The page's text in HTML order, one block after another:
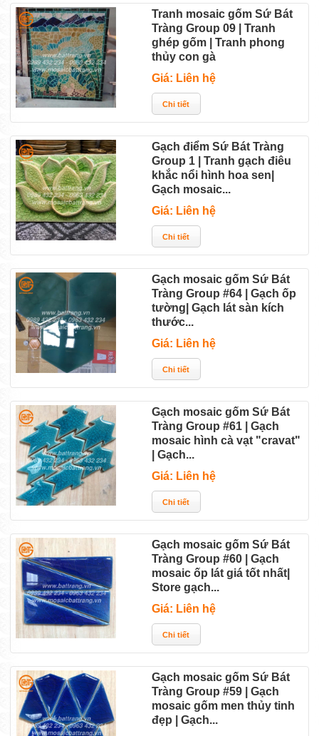
Tranh mosaic gốm Sứ Bát
Tràng Group 09 | Tranh
ghép gốm | Tranh phong
thủy con gà
Giá: Liên hệ
Gạch điểm Sứ Bát Tràng
Group 1 | Tranh gạch điêu
khắc nổi hình hoa sen|
Gạch mosaic...
Giá: Liên hệ
Gạch mosaic gốm Sứ Bát
Tràng Group #64 | Gạch ốp
tường| Gạch lát sàn kích
thước...
Giá: Liên hệ
Gạch mosaic gốm Sứ Bát
Tràng Group #61 | Gạch
mosaic hình cà vạt "cravat"
| Gạch...
Giá: Liên hệ
Gạch mosaic gốm Sứ Bát
Tràng Group #60 | Gạch
mosaic ốp lát giá tốt nhất|
Store gạch...
Giá: Liên hệ
Gạch mosaic gốm Sứ Bát
Tràng Group #59 | Gạch
mosaic gốm men thủy tinh
đẹp | Gạch...